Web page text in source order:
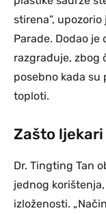
stirena”,
Parade. Dodao je
razgrađuje, zbog
posebno kada su
toploti.
Zašto
Dr. Tingting Tan
jednog
izloženosti.